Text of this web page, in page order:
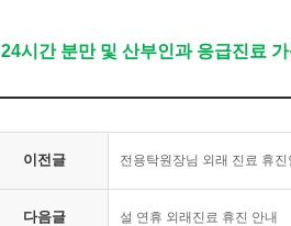
24시간 분만 및 산부인과 응급진료
이전글 전용탁원장님 외래 진료 휴진
다음글 설 연휴 외래진료 휴진 안내